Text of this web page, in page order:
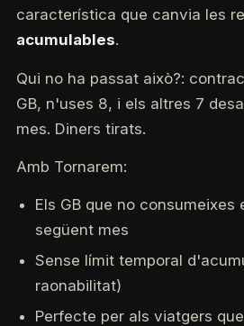
característica que canvia les
acumulables.
Qui no ha passat això?:
GB, n'uses 8, i els altres 7
mes. Diners tirats.
Amb Tornarem:
Els GB que no consumeixes
següent mes
Sense límit temporal
raonabilitat)
Perfecte per als viatgers